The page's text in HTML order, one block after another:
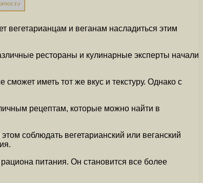
вегетарианцам и веганам насладиться этим
рестораны и кулинарные эксперты начали
иметь тот же вкус и текстуру. Однако с
рецептам, которые можно найти в
соблюдать вегетарианский или веганский
питания. Он становится все более